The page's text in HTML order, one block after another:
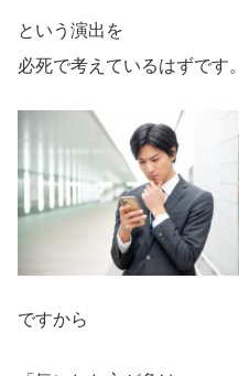
という演出を
必死で考えているはずです。
ですから